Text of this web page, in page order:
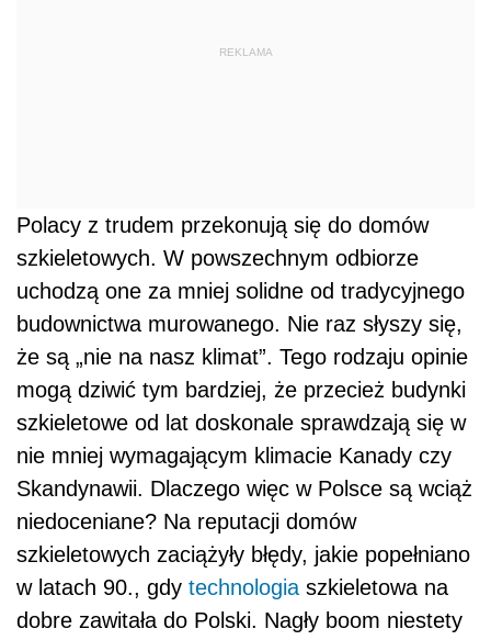
REKLAMA
Polacy z trudem przekonują się do domów
szkieletowych. W powszechnym odbiorze
uchodzą one za mniej solidne od tradycyjnego
budownictwa murowanego. Nie raz słyszy się,
że są „nie na nasz klimat”. Tego rodzaju opinie
mogą dziwić tym bardziej, że przecież budynki
szkieletowe od lat doskonale sprawdzają się w
nie mniej wymagającym klimacie Kanady czy
Skandynawii. Dlaczego więc w Polsce są wciąż
niedoceniane? Na reputacji domów
szkieletowych zaciążyły błędy, jakie popełniano
w latach 90., gdy technologia szkieletowa na
dobre zawitała do Polski. Nagły boom niestety